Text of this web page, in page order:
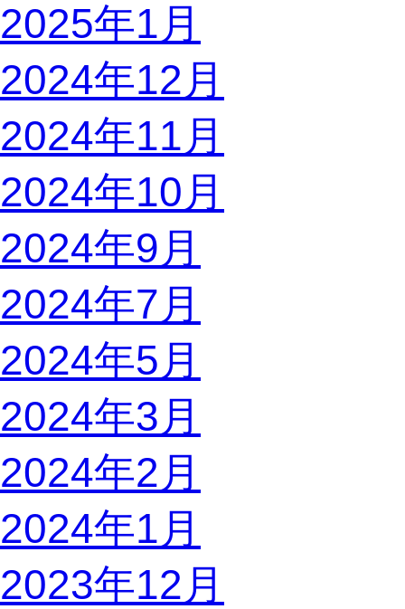
2025年1月
2024年12月
2024年11月
2024年10月
2024年9月
2024年7月
2024年5月
2024年3月
2024年2月
2024年1月
2023年12月